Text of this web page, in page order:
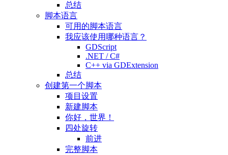
总结
脚本语言
可用的脚本语言
我应该使用哪种语言？
GDScript
.NET / C#
C++ via GDExtension
总结
创建第一个脚本
项目设置
新建脚本
你好，世界！
四处旋转
前进
完整脚本